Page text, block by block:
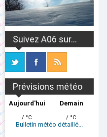
Suivez A06 sur...
Prévisions météo
Aujourd'hui
/ °C
Demain
/ °C
Bulletin météo détaillé...